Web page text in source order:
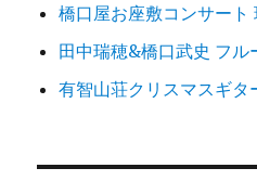
橋口屋お座敷コンサート
田中瑞穂&橋口武史 フル
有智山荘クリスマスギタ